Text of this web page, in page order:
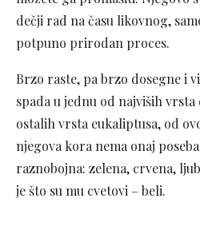
dečji rad na času likovnog,
potpuno prirodan proces.
Brzo raste, pa brzo dosegne i
spada u jednu od najviših
ostalih vrsta eukaliptusa, od
njegova kora nema onaj
raznobojna: zelena, crvena,
je što su mu cvetovi – beli.